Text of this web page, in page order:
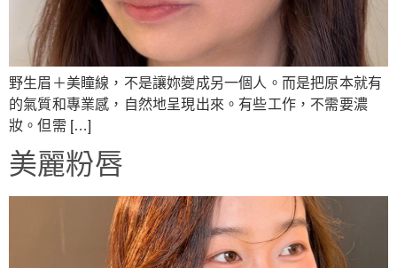
野生眉＋美瞳線，不是讓妳變成另一個人。而是把原本就有
的氣質和專業感，自然地呈現出來。有些工作，不需要濃
妝。但需 […]
美麗粉唇